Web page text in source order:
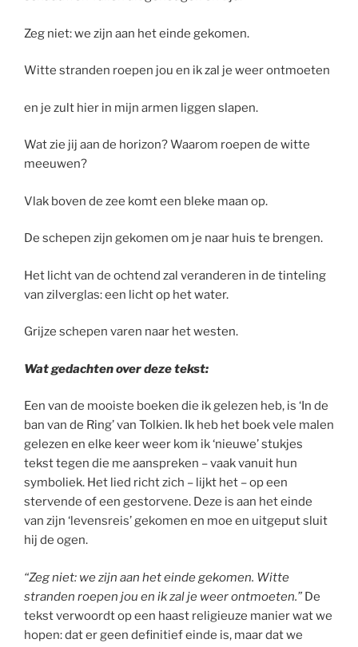
Zeg niet: we zijn aan het einde gekomen.
Witte stranden roepen jou en ik zal je weer ontmoeten
en je zult hier in mijn armen liggen slapen.
Wat zie jij aan de horizon? Waarom roepen de witte
meeuwen?
Vlak boven de zee komt een bleke maan op.
De schepen zijn gekomen om je naar huis te brengen.
Het licht van de ochtend zal veranderen in de tinteling
van zilverglas: een licht op het water.
Grijze schepen varen naar het westen.
Wat gedachten over deze tekst:
Een van de mooiste boeken die ik gelezen heb, is ‘In de
ban van de Ring’ van Tolkien. Ik heb het boek vele malen
gelezen en elke keer weer kom ik ‘nieuwe’ stukjes
tekst tegen die me aanspreken – vaak vanuit hun
symboliek. Het lied richt zich – lijkt het – op een
stervende of een gestorvene. Deze is aan het einde
van zijn ‘levensreis’ gekomen en moe en uitgeput sluit
hij de ogen.
“Zeg niet: we zijn aan het einde gekomen. Witte
stranden roepen jou en ik zal je weer ontmoeten.” De
tekst verwoordt op een haast religieuze manier wat we
hopen: dat er geen definitief einde is, maar dat we